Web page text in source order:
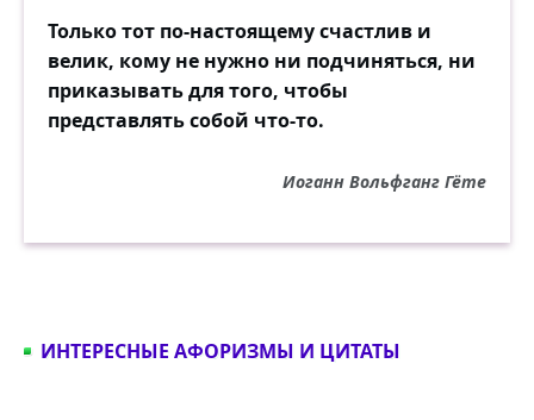
Только тот по-настоящему счастлив и
велик, кому не нужно ни подчиняться, ни
приказывать для того, чтобы
представлять собой что-то.
Иоганн Вольфганг Гёте
ИНТЕРЕСНЫЕ АФОРИЗМЫ И ЦИТАТЫ